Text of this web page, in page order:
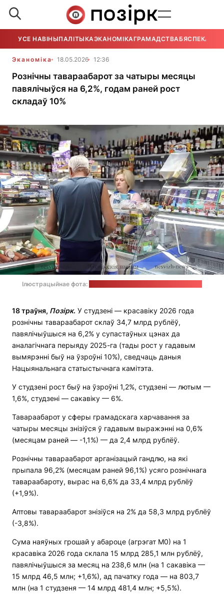
УСЕ НАВІНЫПАЛІТЫКАЭКАНОМІКАГРАМАДСТВАБЯСПЕКА
Эканоміка 18.05.2026 12:36
Рознічны тавараабарот за чатыры месяцы
павялічыўся на 6,2%, годам раней рост
складаў 10%
Ілюстрацыйнае фота:
18 траўня, Позірк. У студзені — красавіку 2026 года
рознічны тавараабарот склаў 34,7 млрд рублёў,
павялічыўшыся на 6,2% у супастаўных цэнах да
аналагічнага перыяду 2025-га (тады рост у гадавым
вымярэнні быў на ўзроўні 10%), сведчаць даныя
Нацыянальнага статыстычнага камітэта.
У студзені рост быў на ўзроўні 1,2%, студзені — лютым —
1,6%, студзені — сакавіку — 6%.
Тавараабарот у сферы грамадскага харчавання за
чатыры месяцы знізіўся ў гадавым выражэнні на 0,6%
(месяцам раней — -1,1%) — да 2,4 млрд рублёў.
Рознічны тавараабарот арганізацый гандлю, на які
прыпала 96,2% (месяцам раней 96,1%) усяго рознічнага
тавараабароту, вырас на 6,6% да 33,4 млрд рублёў
(+1,9%).
Аптовы тавараабарот знізіўся на 2% да 58,3 млрд рублёў
(-3,8%).
Сума наяўных грошай у абароце (агрэгат М0) на 1
красавіка 2026 года склала 15 млрд 285,1 млн рублёў,
павялічыўшыся за месяц на 238,6 млн (на 1 сакавіка —
15 млрд 46,5 млн; +1,6%), ад пачатку года — на 803,7
млн (на 1 студзеня — 14 млрд 481,4 млн; +5,5%).